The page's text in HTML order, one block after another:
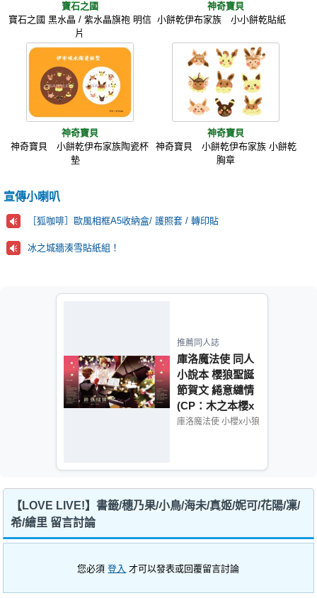
寶石之國
寶石之國 黑水晶 / 紫水晶旗袍 明信
片
神奇寶貝
小餅乾伊布家族 小小餅乾貼紙
神奇寶貝
神奇寶貝 小餅乾伊布家族陶瓷杯
墊
神奇寶貝
神奇寶貝 小餅乾伊布家族 小餅乾
胸章
宣傳小喇叭
［狐咖啡］歐風相框A5收納盒/ 護照套 / 轉印貼
冰之城牆湊雪貼紙組！
推薦同人誌
庫洛魔法使 同人
小說本 櫻狼聖誕
節賀文 綣意繾情
(CP：木之本櫻x
李小狼)
庫洛魔法使 小櫻x小狼
【LOVE LIVE!】書籤/穗乃果/小鳥/海未/真姬/妮可/花陽/凜/
希/繪里 留言討論
您必須登入 才可以發表或回覆留言討論